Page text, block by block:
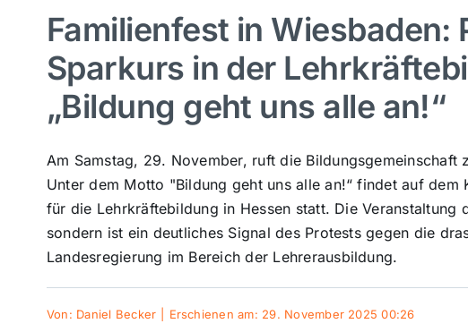
Familienfest in Wiesbaden:
Sparkurs in der
„Bildung geht uns alle an!“
Am Samstag, 29. November, ruft die Bildungsgemeinschaft
Unter dem Motto "Bildung geht uns alle an!“ findet auf dem
für die Lehrkräftebildung in Hessen statt. Die Veranstaltung
sondern ist ein deutliches Signal des Protests gegen die
Landesregierung im Bereich der Lehrerausbildung.
Von: Daniel Becker Erschienen am: 29. November 2025 00:26